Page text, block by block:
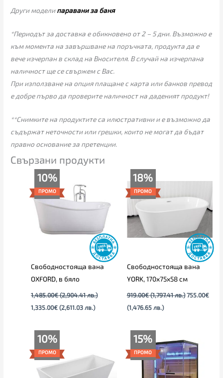
Други моделипаравани за баня
*Периодът за доставка е обикновено от 2 – 5 дни. Възможно е
към момента на завършване на поръчката, продукта да е
вече изчерпан в склад на Вносителя. В случай на изчерпана
наличност ще се свържем с Вас.
При използване на опция плащане с карта или банков превод
е добре първо да проверите наличност на даденият продукт!
**Снимките на продуктите са илюстративни и е възможно да
съдържат неточности или грешки, които не могат да бъдат
правно основание за претенции.
Свързани продукти
10%
ПРОМО
Свободностояща вана
OXFORD, в бяло
1,485.00€ (2,904.41 лв.)
Original
price
was:
1,485.00€
(2,904.41
лв.).
1,335.00€ (2,611.03 лв.)
(2,611.03
18%
ПРОМО
Свободностояща вана
YORK, 170x75x58 см
919.00€ (1,797.41 лв.)
price
919.00€
(1,797.41
755.00€
(1,476.65 лв.)
цена
755.00€
(1,476.65
лв.).
10%
ПРОМО
Original
price
was:
1,349.00€
(2,638.41
лв.).
1,215.00€
(2,376.33
15%
ПРОМО
Original
price
was:
2,729.00€
(5,337.46
цена
е:
2,319.00€
(4,535.57
лв.).